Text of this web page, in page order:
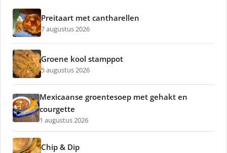
Preitaart met cantharellen
7 augustus 2026
Groene kool stamppot
5 augustus 2026
Mexicaanse groentesoep met gehakt en
courgette
1 augustus 2026
Chip & Dip